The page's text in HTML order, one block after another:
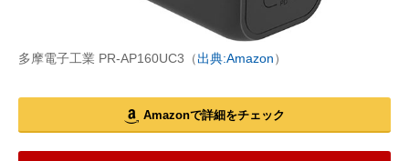
多摩電子工業 PR-AP160UC3（出典:Amazon）
Amazonで詳細をチェック